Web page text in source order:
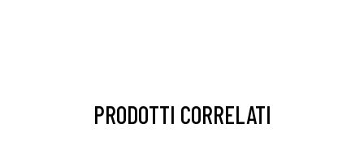
PRODOTTI CORRELATI